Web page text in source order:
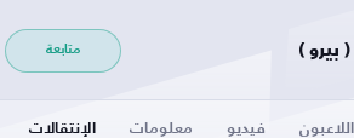
متابعة
اللاعبون فيديو معلومات الإنتقالات